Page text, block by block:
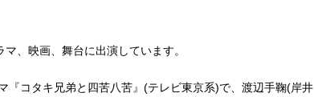
、映画、舞台に出演しています。
『コタキ兄弟と四苦八苦』(テレビ東京系)で、渡辺手鞠(岸井